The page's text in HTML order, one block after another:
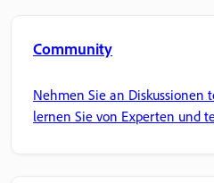
Community
Nehmen Sie an Diskussionen
lernen Sie von Experten und